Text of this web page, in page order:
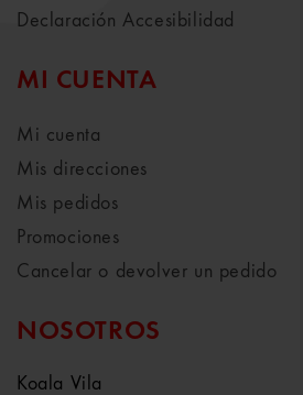
Declaración Accesibilidad
MI CUENTA
Mi cuenta
Mis direcciones
Mis pedidos
Promociones
Cancelar o devolver un pedido
NOSOTROS
Koala Vila